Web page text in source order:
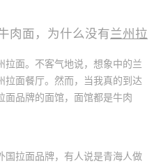
肉面，为什么没有兰州拉
拉面。不客气地说，想象中的兰
拉面餐厅。然而，当我真的到达
面品牌的面馆，面馆都是牛肉
国拉面品牌，有人说是青海人做